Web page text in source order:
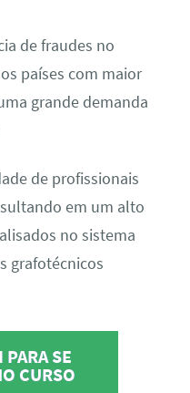
de fraudes no
países com maior
grande demanda
de profissionais
em um alto
no sistema
grafotécnicos
SE
CURSO